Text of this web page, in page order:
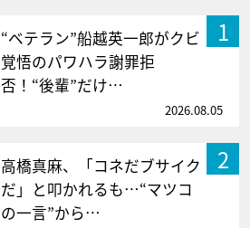
1
“ベテラン”船越英一郎がクビ
覚悟のパワハラ謝罪拒
否！“後輩”だけ…
2026.08.05
2
高橋真麻、「コネだブサイク
だ」と叩かれるも…“マツコ
の一言”から…